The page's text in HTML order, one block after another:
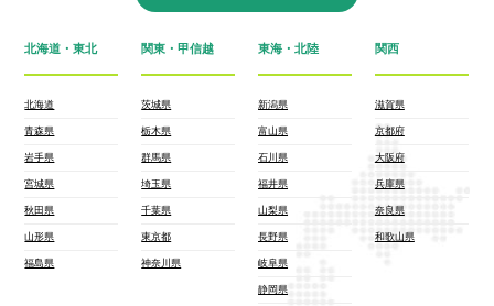
北海道・東北
北海道
青森県
岩手県
宮城県
秋田県
山形県
福島県
関東・甲信越
茨城県
栃木県
群馬県
埼玉県
千葉県
東京都
神奈川県
東海・北陸
新潟県
富山県
石川県
福井県
山梨県
長野県
岐阜県
静岡県
関西
滋賀県
京都府
大阪府
兵庫県
奈良県
和歌山県